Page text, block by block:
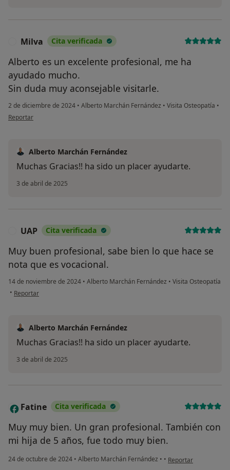
Milva Cita verificada
Alberto es un excelente profesional, me ha
ayudado mucho.
Sin duda muy aconsejable visitarle.
2 de diciembre de 2024 • Alberto Marchán Fernández • Visita Osteopatía •
en opinión del usuario Milva
Reportar
Alberto Marchán Fernández
Muchas Gracias!! ha sido un placer ayudarte.
3 de abril de 2025
UAP Cita verificada
Muy buen profesional, sabe bien lo que hace se
nota que es vocacional.
14 de noviembre de 2024 • Alberto Marchán Fernández • Visita Osteopatía
• en opinión del usuario UAP
Reportar
Alberto Marchán Fernández
Muchas Gracias!! ha sido un placer ayudarte.
3 de abril de 2025
F Fatine Cita verificada
Muy muy bien. Un gran profesional. También con
mi hija de 5 años, fue todo muy bien.
24 de octubre de 2024 • Alberto Marchán Fernández • • en opinión del
Reportar